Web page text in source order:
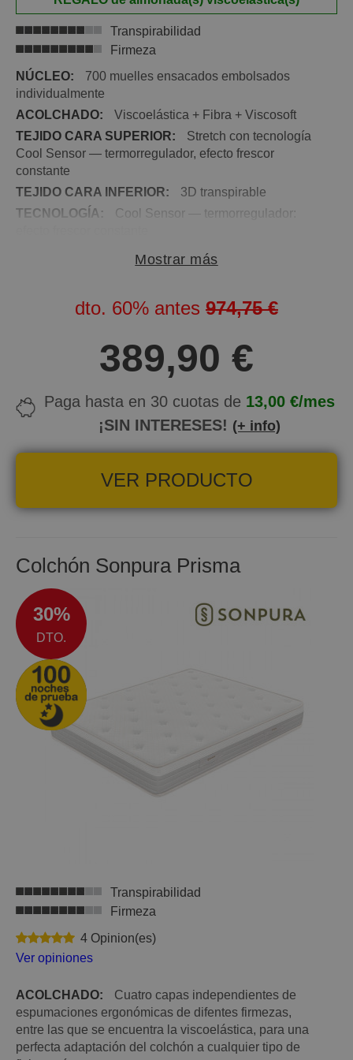
Transpirabilidad
Firmeza
NÚCLEO:
700 muelles ensacados embolsados
individualmente
ACOLCHADO:
Viscoelástica + Fibra + Viscosoft
TEJIDO CARA SUPERIOR:
Stretch con tecnología
Cool Sensor — termorregulador, efecto frescor
constante
TEJIDO CARA INFERIOR:
3D transpirable
TECNOLOGÍA:
Cool Sensor — termorregulador:
Alta — 9 sobre 10
4 asas laterales
ensacados embolsados individualmente
NOCHES DE PRUEBA:
120 noches
GARANTÍA: 5 años
Mostrar más
dto. 60% antes 974,75 €
389,90 €
Paga hasta en 30 cuotas de 13,00 €/mes
¡SIN INTERESES! (+ info)
VER PRODUCTO
Colchón Sonpura Prisma
30%
DTO.
Transpirabilidad
Firmeza
4 Opinion(es)
Ver opiniones
ACOLCHADO:
Cuatro capas independientes de
espumaciones ergonómicas de difentes firmezas,
entre las que se encuentra la viscoelástica, para una
perfecta adaptación del colchón a cualquier tipo de